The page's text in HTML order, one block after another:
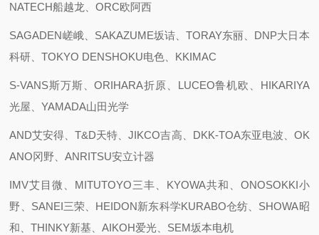
NATECH船越龙、ORC欧阿西
SAGADEN嵯峨、SAKAZUME坂诘、TORAY东丽、DNP大日本
科研、TOKYO DENSHOKU电色、KKIMAC
S-VANS斯万斯、ORIHARA折原、LUCEO鲁机欧、HIKARIYA
光屋、YAMADA山田光学
AND艾安得、T&D天特、JIKCO吉高、DKK-TOA东亚电波、OK
ANO冈野、ANRITSU安立计器
IMV艾目微、MITUTOYO三丰、KYOWA共和、ONOSOKKI小
野、SANEI三荣、HEIDON新东科学KURABO仓纺、SHOWA昭
和、THINKY新基、AIKOH爱光、SEM坂本电机